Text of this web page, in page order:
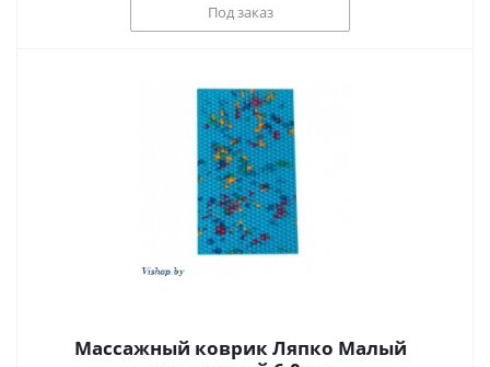
Под заказ
Массажный коврик Ляпко Малый